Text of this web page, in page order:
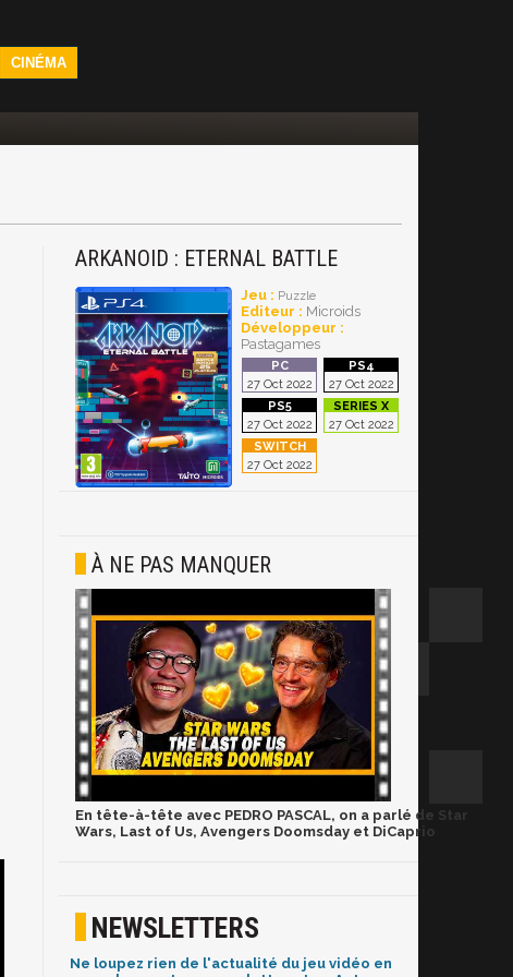
CINÉMA
ARKANOID : ETERNAL BATTLE
Jeu : Puzzle
Editeur : Microids
Développeur :
Pastagames
27 Oct 2022 27 Oct 2022
27 Oct 2022 27 Oct 2022
27 Oct 2022
À NE PAS MANQUER
En tête-à-tête avec PEDRO PASCAL, on a parlé de Star
Wars, Last of Us, Avengers Doomsday et DiCaprio
NEWSLETTERS
Ne loupez rien de l'actualité du jeu vidéo en